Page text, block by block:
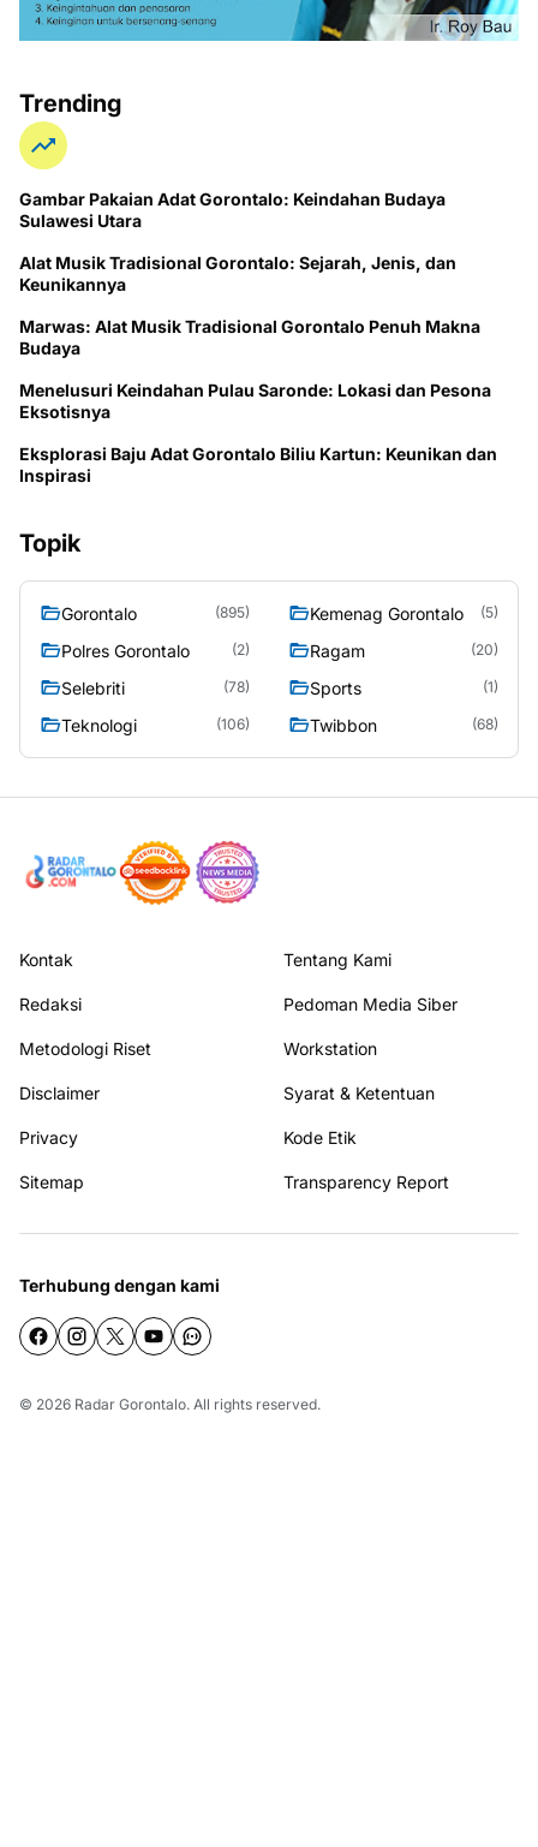
Trending
Gambar Pakaian Adat Gorontalo: Keindahan Budaya
Sulawesi Utara
Alat Musik Tradisional Gorontalo: Sejarah, Jenis, dan
Keunikannya
Marwas: Alat Musik Tradisional Gorontalo Penuh Makna
Budaya
Menelusuri Keindahan Pulau Saronde: Lokasi dan Pesona
Eksotisnya
Eksplorasi Baju Adat Gorontalo Biliu Kartun: Keunikan dan
Inspirasi
Topik
Gorontalo (895) Kemenag Gorontalo (5)
Polres Gorontalo (2) Ragam (20)
Selebriti (78) Sports (1)
Teknologi (106) Twibbon (68)
Kontak Tentang Kami
Redaksi Pedoman Media Siber
Metodologi Riset Workstation
Disclaimer Syarat & Ketentuan
Privacy Kode Etik
Sitemap Transparency Report
Terhubung dengan kami
© 2026 Radar Gorontalo. All rights reserved.